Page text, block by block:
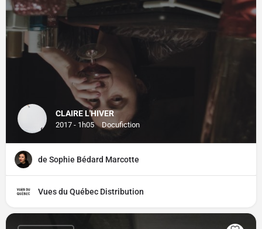
CLAIRE L'HIVER
2017 - 1h05 Docufiction
de Sophie Bédard Marcotte
Vues du Québec Distribution